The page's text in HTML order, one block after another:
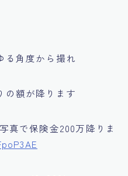
る角度から撮れ
の額が降ります
真で保険金200万降りま